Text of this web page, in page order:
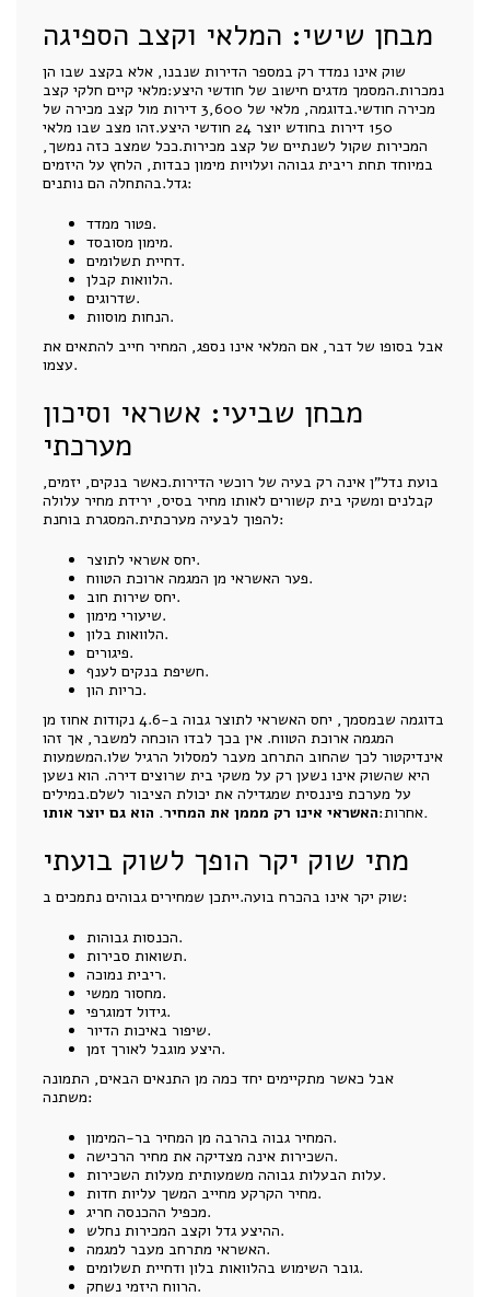
מבחן שישי: המלאי וקצב הספיגה
שוק אינו נמדד רק במספר הדירות שנבנו, אלא בקצב שבו הן
נמכרות.המסמך מדגים חישוב של חודשי היצע:מלאי קיים חלקי קצב
מכירה חודשי.בדוגמה, מלאי של 3,600 דירות מול קצב מכירה של
150 דירות בחודש יוצר 24 חודשי היצע.זהו מצב שבו מלאי
המכירות שקול לשנתיים של קצב מכירות.ככל שמצב כזה נמשך,
במיוחד תחת ריבית גבוהה ועלויות מימון כבדות, הלחץ על היזמים
גדל.בהתחלה הם נותנים:
פטור ממדד.
מימון מסובסד.
דחיית תשלומים.
הלוואות קבלן.
שדרוגים.
הנחות מוסוות.
אבל בסופו של דבר, אם המלאי אינו נספג, המחיר חייב להתאים את
עצמו.
מבחן שביעי: אשראי וסיכון
מערכתי
בועת נדל"ן אינה רק בעיה של רוכשי הדירות.כאשר בנקים, יזמים,
קבלנים ומשקי בית קשורים לאותו מחיר בסיס, ירידת מחיר עלולה
להפוך לבעיה מערכתית.המסגרת בוחנת:
יחס אשראי לתוצר.
פער האשראי מן המגמה ארוכת הטווח.
יחס שירות חוב.
שיעורי מימון.
הלוואות בלון.
פיגורים.
חשיפת בנקים לענף.
כריות הון.
בדוגמה שבמסמך, יחס האשראי לתוצר גבוה ב-4.6 נקודות אחוז מן
המגמה ארוכת הטווח. אין בכך לבדו הוכחה למשבר, אך זהו
אינדיקטור לכך שהחוב התרחב מעבר למסלול הרגיל שלו.המשמעות
היא שהשוק אינו נשען רק על משקי בית שרוצים דירה. הוא נשען
על מערכת פיננסית שמגדילה את יכולת הציבור לשלם.במילים
אחרות:האשראי אינו רק מממן את המחיר. הוא גם יוצר אותו.
מתי שוק יקר הופך לשוק בועתי
שוק יקר אינו בהכרח בועה.ייתכן שמחירים גבוהים נתמכים ב:
הכנסות גבוהות.
תשואות סבירות.
ריבית נמוכה.
מחסור ממשי.
גידול דמוגרפי.
שיפור באיכות הדיור.
היצע מוגבל לאורך זמן.
אבל כאשר מתקיימים יחד כמה מן התנאים הבאים, התמונה
משתנה:
המחיר גבוה בהרבה מן המחיר בר-המימון.
השכירות אינה מצדיקה את מחיר הרכישה.
עלות הבעלות גבוהה משמעותית מעלות השכירות.
מחיר הקרקע מחייב המשך עליות חדות.
מכפיל ההכנסה חריג.
ההיצע גדל וקצב המכירות נחלש.
האשראי מתרחב מעבר למגמה.
גובר השימוש בהלוואות בלון ודחיית תשלומים.
הרווח היזמי נשחק.